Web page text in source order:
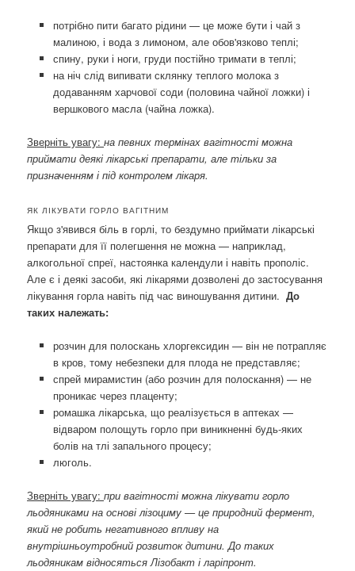
потрібно пити багато рідини — це може бути і чай з
малиною, і вода з лимоном, але обов'язково теплі;
спину, руки і ноги, груди постійно тримати в теплі;
на ніч слід випивати склянку теплого молока з
додаванням харчової соди (половина чайної ложки) і
вершкового масла (чайна ложка).
Зверніть увагу:на певних термінах вагітності можна
приймати деякі лікарські препарати, але тільки за
призначенням і під контролем лікаря.
ЯК ЛІКУВАТИ ГОРЛО ВАГІТНИМ
Якщо з'явився біль в горлі, то бездумно приймати лікарські
препарати для її полегшення не можна — наприклад,
алкогольної спреї, настоянка календули і навіть прополіс.
Але є і деякі засоби, які лікарями дозволені до застосування
лікування горла навіть під час виношування дитини. До
таких належать:
розчин для полоскань хлоргексидин — він не потрапляє
в кров, тому небезпеки для плода не представляє;
спрей мирамистин (або розчин для полоскання) — не
проникає через плаценту;
ромашка лікарська, що реалізується в аптеках —
відваром полощуть горло при виникненні будь-яких
болів на тлі запального процесу;
люголь.
Зверніть увагу:при вагітності можна лікувати горло
льодяниками на основі лізоциму — це природний фермент,
який не робить негативного впливу на
внутрішньоутробний розвиток дитини. До таких
льодяникам відносяться Лізобакт і ларіпронт.